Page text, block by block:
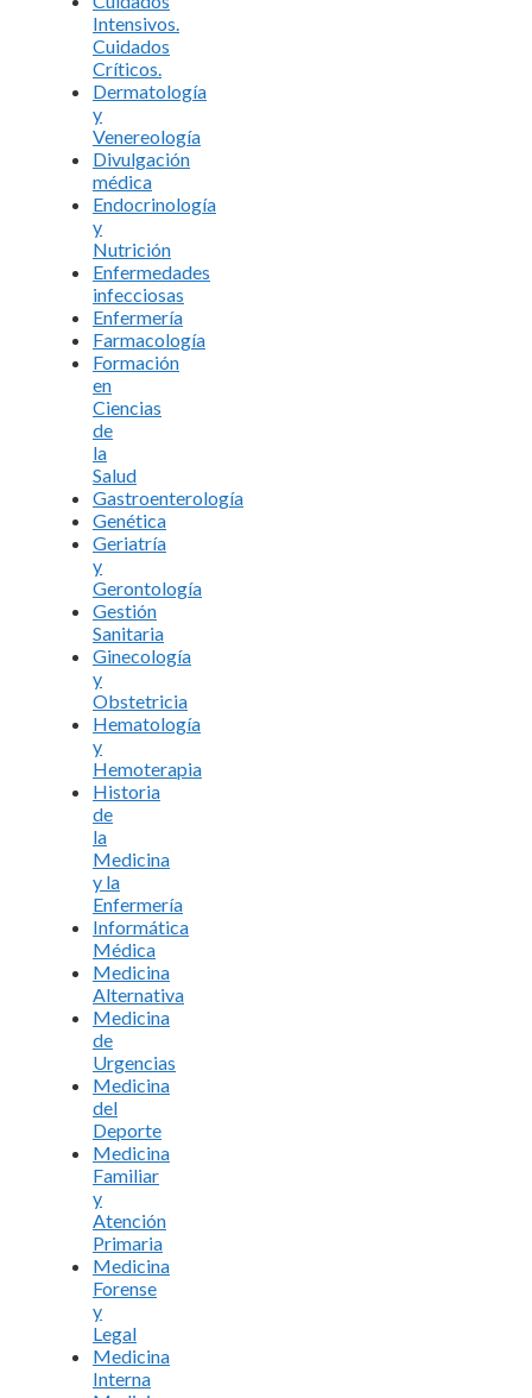
Intensivos.
Cuidados
Críticos.
Dermatología
y
Venereología
Divulgación
médica
Endocrinología
y
Nutrición
Enfermedades
infecciosas
Enfermería
Farmacología
Formación
en
Ciencias
de
la
Salud
Gastroenterología
Genética
Geriatría
y
Gerontología
Gestión
Sanitaria
Ginecología
y
Obstetricia
Hematología
y
Hemoterapia
Historia
de
la
Medicina
y la
Enfermería
Informática
Médica
Medicina
Alternativa
Medicina
de
Urgencias
Medicina
del
Deporte
Medicina
Familiar
y
Atención
Primaria
Medicina
Forense
y
Legal
Medicina
Interna